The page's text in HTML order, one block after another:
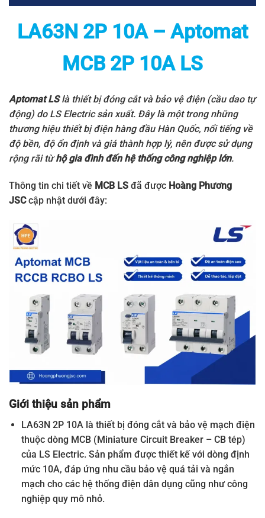
LA63N 2P 10A – Aptomat
MCB 2P 10A LS
Aptomat LSlà thiết bị đóng cắt và bảo vệ điện (cầu dao tự
động) do LS Electricsản xuất. Đây là một trong những
thương hiệu thiết bị điện hàng đầu Hàn Quốc, nổi tiếng về
độ bền, độ ổn định và giá thành hợp lý, nên được sử dụng
rộng rãi từhộ gia đình đến hệ thống công nghiệp lớn.
Thông tin chi tiết về MCB LS đã được Hoàng Phương
JSCcập nhật dưới đây:
Giới thiệu sản phẩm
LA63N 2P 10A là thiết bị đóng cắt và bảo vệ mạch điện
thuộc dòng MCB (Miniature Circuit Breaker – CB tép)
của LS Electric. Sản phẩm được thiết kế với dòng định
mức 10A, đáp ứng nhu cầu bảo vệ quá tải và ngắn
mạch cho các hệ thống điện dân dụng cũng như công
nghiệp quy mô nhỏ.